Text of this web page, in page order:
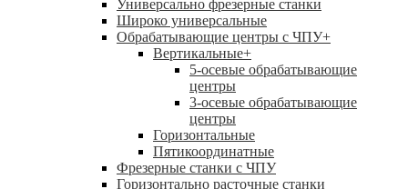
Универсально фрезерные станки
Широко универсальные
Обрабатывающие центры с ЧПУ+
Вертикальные+
5-осевые обрабатывающие
центры
3-осевые обрабатывающие
центры
Горизонтальные
Пятикоординатные
Фрезерные станки с ЧПУ
Горизонтально расточные станки